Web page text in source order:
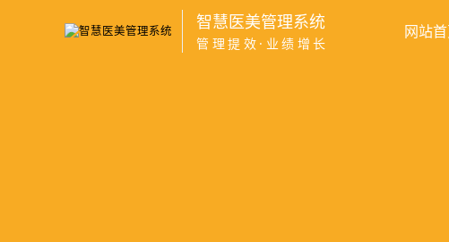
智慧医美管理系统
管理提效·业绩增长
网站